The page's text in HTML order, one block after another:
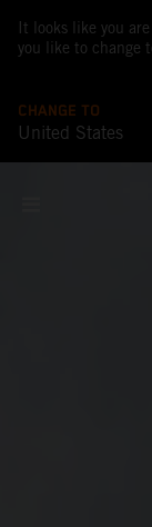
It looks like you
you like to change
CHANGE TO
United States